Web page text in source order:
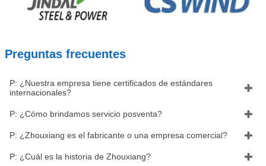
Preguntas frecuentes
P: ¿Nuestra empresa tiene certificados de estándares
internacionales?

P: ¿Cómo brindamos servicio posventa? 
P: ¿Zhouxiang es el fabricante o una empresa comercial? 
P: ¿Cuál es la historia de Zhouxiang? 